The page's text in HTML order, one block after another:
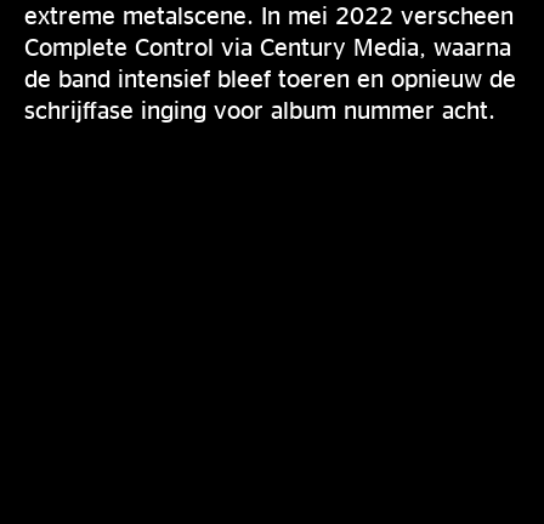
extreme metalscene. In mei 2022 verscheen
Complete Control via Century Media, waarna
de band intensief bleef toeren en opnieuw de
schrijffase inging voor album nummer acht.